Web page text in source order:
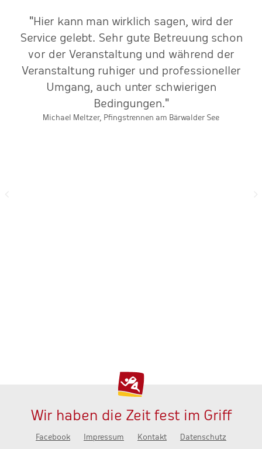
"Hier kann man wirklich sagen, wird der
Service gelebt. Sehr gute Betreuung schon
vor der Veranstaltung und während der
Veranstaltung ruhiger und professioneller
Umgang, auch unter schwierigen
Bedingungen."
Michael Meltzer, Pfingstrennen am Bärwalder See
Wir haben die Zeit fest im Griff
Facebook Impressum Kontakt Datenschutz